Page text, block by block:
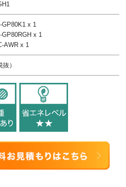
GP80K1 x 1
GP80RGH x 1
AWR x 1
）